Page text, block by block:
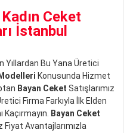
Ceket
İstanbul
Yıllardan Bu Yana Üretici
Konusunda Hizmet
Bayan Ceket Satışlarımız
Firma Farkıyla İlk Elden
Kaçırmayın. Bayan Ceket
Fiyat Avantajlarımızla